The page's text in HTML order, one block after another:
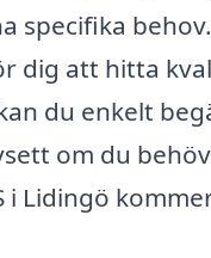
behov.
att hitta
du enkelt
om du
i Lidingö